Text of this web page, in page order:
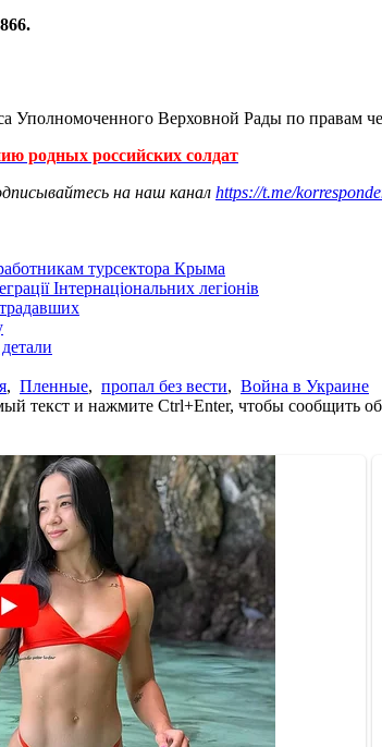
Уполномоченного Верховной Рады по правам
родных российских солдат
на наш канал https://t.me/
турсектора Крыма
Інтернаціональних легіонів
, Пленные, пропал без вести, Война в Украине
текст и нажмите Ctrl+Enter, чтобы сообщить